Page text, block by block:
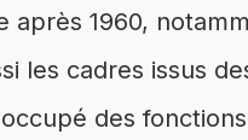
après 1960,
les cadres issus
des